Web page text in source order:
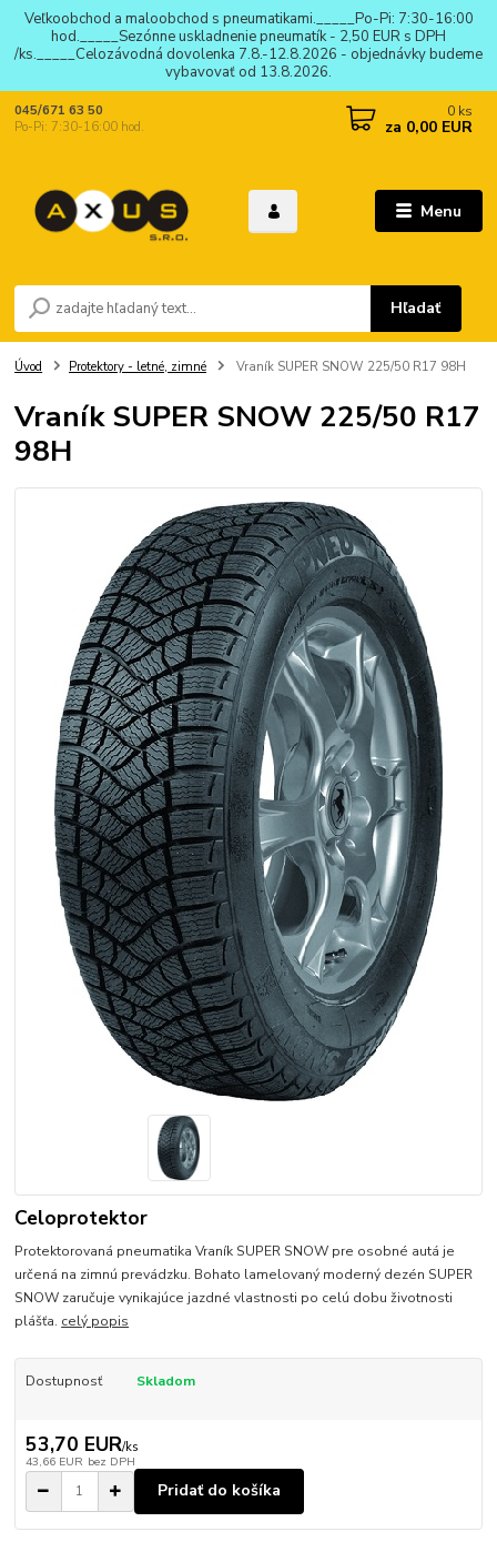
Veľkoobchod a maloobchod s pneumatikami._____Po-Pi: 7:30-16:00
hod._____Sezónne uskladnenie pneumatík - 2,50 EUR s DPH
/ks._____Celozávodná dovolenka 7.8.-12.8.2026 - objednávky budeme
vybavovať od 13.8.2026.
Menu
Hľadať
045/671 63 50
Po-Pi: 7:30-16:00 hod.
0 ks
za 0,00 EUR
Úvod Protektory - letné, zimné Vraník SUPER SNOW 225/50 R17 98H
Vraník SUPER SNOW 225/50 R17
98H
Celoprotektor
Protektorovaná pneumatika Vraník SUPER SNOW pre osobné autá je
určená na zimnú prevádzku. Bohato lamelovaný moderný dezén SUPER
SNOW zaručuje vynikajúce jazdné vlastnosti po celú dobu životnosti
plášťa. celý popis
Dostupnosť Skladom
53,70 EUR/ks
43,66 EUR bez DPH
Pridať do košíka